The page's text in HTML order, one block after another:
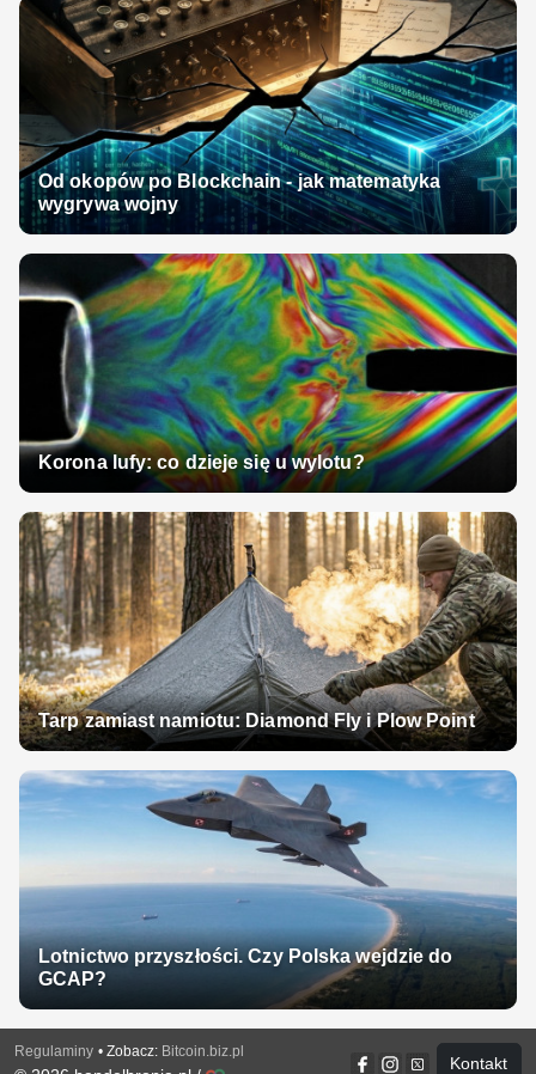
Od okopów po Blockchain - jak matematyka
wygrywa wojny
Korona lufy: co dzieje się u wylotu?
Tarp zamiast namiotu: Diamond Fly i Plow Point
Lotnictwo przyszłości. Czy Polska wejdzie do
GCAP?
Regulaminy • Zobacz: Bitcoin.biz.pl
Kontakt